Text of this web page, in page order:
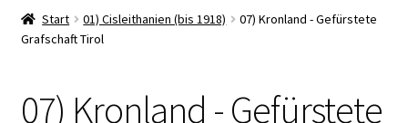
Start 01) Cisleithanien (bis 1918)
07) Kronland - Gefürstete
Grafschaft Tirol
07) Kronland - Gefürstete